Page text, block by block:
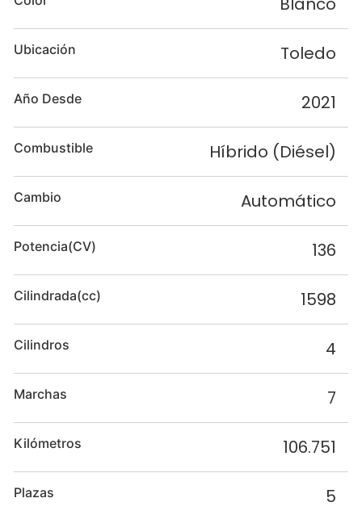
Ubicación Toledo
Año Desde 2021
Combustible Híbrido (Diésel)
Cambio Automático
Potencia(CV) 136
Cilindrada(cc) 1598
Cilindros 4
Marchas 7
Kilómetros 106.751
Plazas 5